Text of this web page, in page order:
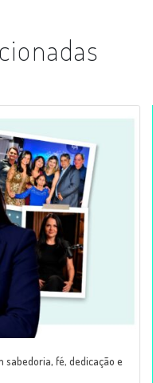
sabedoria, fé, dedicação e